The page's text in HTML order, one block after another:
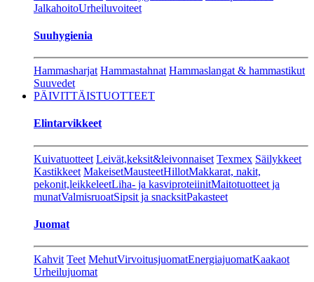
JalkahoitoUrheiluvoiteet
Suuhygienia
Hammasharjat Hammastahnat Hammaslangat & hammastikut
Suuvedet
PÄIVITTÄISTUOTTEET
Elintarvikkeet
Kuivatuotteet Leivät,keksit&leivonnaiset Texmex Säilykkeet
Kastikkeet MakeisetMausteetHillotMakkarat, nakit,
pekonit,leikkeleetLiha- ja kasviproteiinitMaitotuotteet ja
munatValmisruoatSipsit ja snacksitPakasteet
Juomat
Kahvit Teet MehutVirvoitusjuomatEnergiajuomatKaakaot
Urheilujuomat